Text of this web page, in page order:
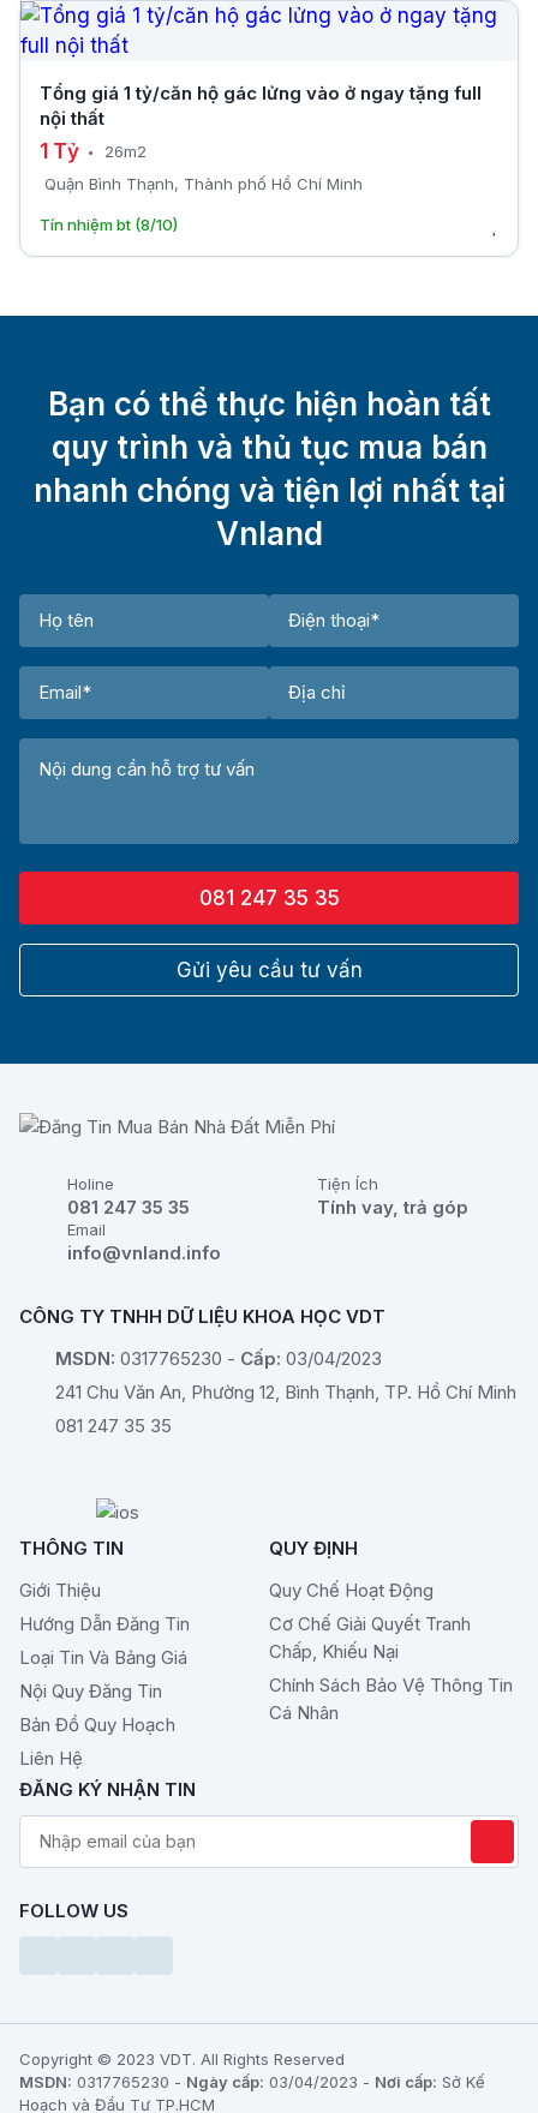
Tổng giá 1 tỷ/căn hộ gác lửng vào ở ngay tặng full
nội thất
1 Tỷ
26m2
Quận Bình Thạnh, Thành phố Hồ Chí Minh
Tín nhiệm bt (8/10)
Bạn có thể thực hiện hoàn tất
quy trình và thủ tục mua bán
nhanh chóng và tiện lợi nhất tại
Vnland
081 247 35 35
Gửi yêu cầu tư vấn
Holine
081 247 35 35
Tiện Ích
Tính vay, trả góp
Email
info@vnland.info
CÔNG TY TNHH DỮ LIỆU KHOA HỌC VDT
MSDN: 0317765230 - Cấp: 03/04/2023
241 Chu Văn An, Phường 12, Bình Thạnh, TP. Hồ Chí Minh
081 247 35 35
THÔNG TIN
Giới Thiệu
Hướng Dẫn Đăng Tin
Loại Tin Và Bảng Giá
Nội Quy Đăng Tin
Bản Đồ Quy Hoạch
Liên Hệ
QUY ĐỊNH
Quy Chế Hoạt Động
Cơ Chế Giải Quyết Tranh
Chấp, Khiếu Nại
Chính Sách Bảo Vệ Thông Tin
Cá Nhân
ĐĂNG KÝ NHẬN TIN
FOLLOW US
Copyright © 2023 VDT. All Rights Reserved
MSDN: 0317765230 - Ngày cấp: 03/04/2023 - Nơi cấp: Sở Kế
Hoạch và Đầu Tư TP.HCM